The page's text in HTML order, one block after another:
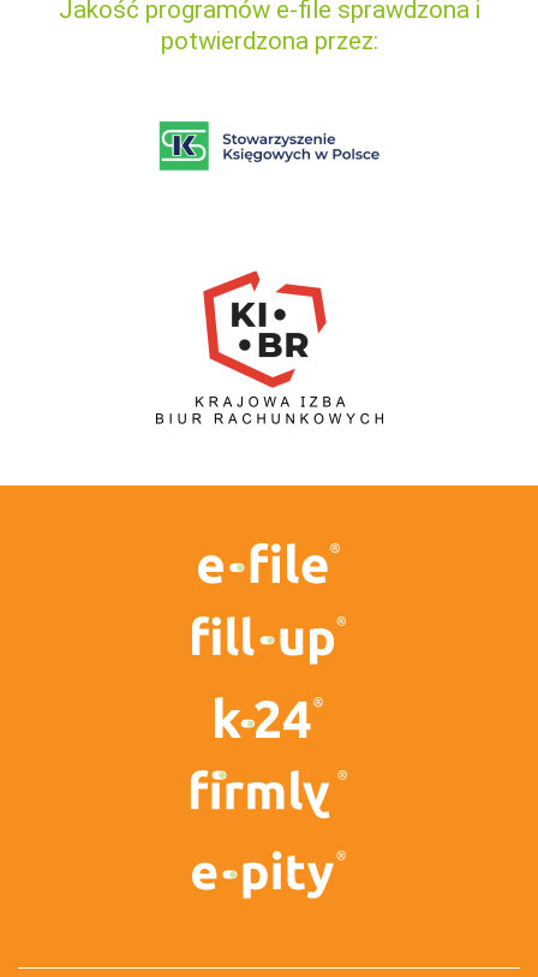
Jakość programów e-file sprawdzona i
potwierdzona przez: